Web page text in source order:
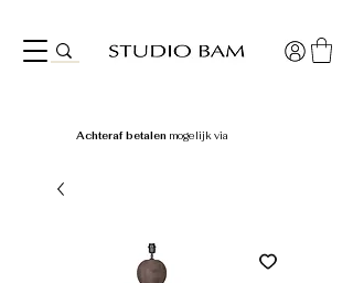
Achteraf betalen mogelijk via